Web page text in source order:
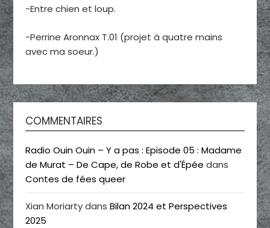
-Entre chien et loup.
-Perrine Aronnax T.01 (projet à quatre mains
avec ma soeur.)
COMMENTAIRES
Radio Ouin Ouin – Y a pas : Episode 05 : Madame
de Murat – De Cape, de Robe et d'Épée dans
Contes de fées queer
Xian MoriartydansBilan 2024 et Perspectives
2025